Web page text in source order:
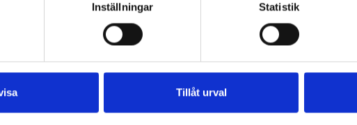
Inställningar Statistik
Tillåt urval
1 liter
Vispgrädde
36% laktosfri
3dl
Vispgrädde
36% laktosfri
5dl